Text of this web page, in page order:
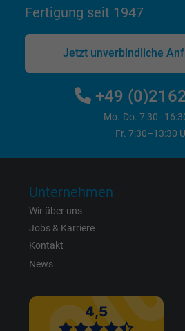
datr, Facebook
1 Jahr
Name
Laufzeit
Cookie von
Fertigung seit 1947
Jetzt unverbindliche
+49
Mo.-Do.
Fr. 7:30–13:30
Unternehmen
Wir über uns
Jobs & Karriere
Kontakt
News